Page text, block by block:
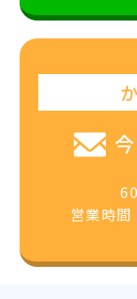
営業時